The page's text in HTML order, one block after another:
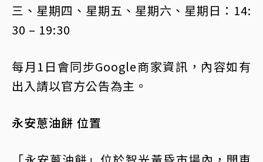
三、星期四、星期五、星期六、星期日：14:
30 – 19:30
每月1日會同步Google商家資訊，內容如有
出入請以官方公告為主。
永安蔥油餅 位置